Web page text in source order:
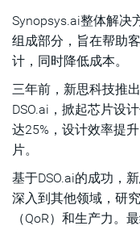
Synopsys.ai整体解决
组成部分，旨在帮助
计，同时降低成本。
三年前，新思科技推
DSO.ai，掀起芯片设
达25%，设计效率提
片。
基于DSO.ai的成功，
深入到其他领域，研
（QoR）和生产力。